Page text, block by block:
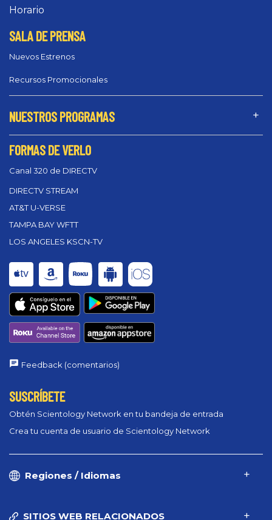
Horario
SALA DE PRENSA
Nuevos Estrenos
Recursos Promocionales
NUESTROS PROGRAMAS
FORMAS DE VERLO
Canal 320 de DIRECTV
DIRECTV STREAM
AT&T U-VERSE
TAMPA BAY WFTT
LOS ANGELES KSCN-TV
Feedback (comentarios)
SUSCRÍBETE
Obtén Scientology Network en tu bandeja de entrada
Crea tu cuenta de usuario de Scientology Network
Regiones / Idiomas
SITIOS WEB RELACIONADOS